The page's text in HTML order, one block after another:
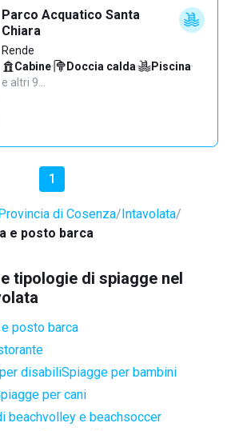
Parco Acquatico Santa
Chiara
Rende
Cabine· Doccia calda· Piscina·
e altri 9…
1
di Cosenza Intavolata
e posto barca
tipologie di spiagge nel
posto barca
disabiliSpiagge per bambini
per cani
beachvolley e beachsoccer